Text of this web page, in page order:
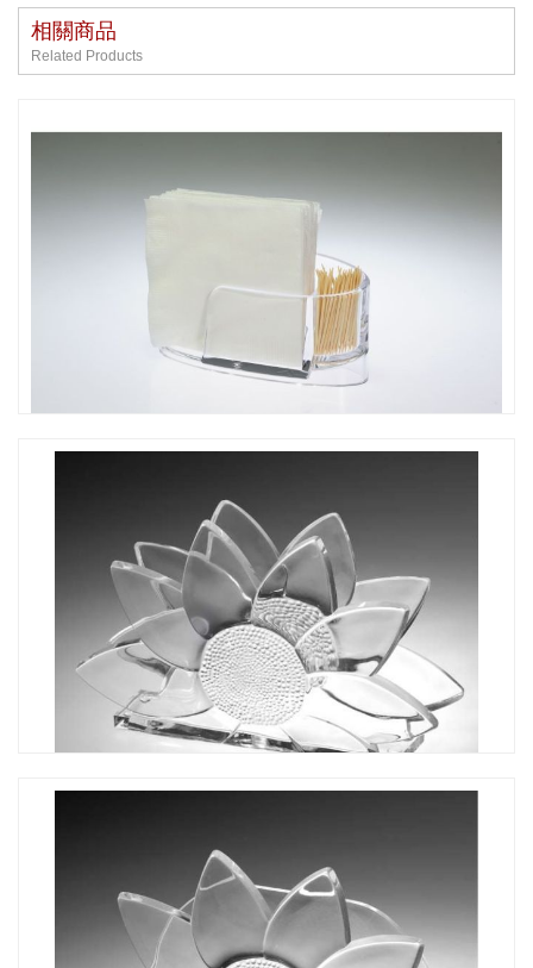
相關商品
Related Products
CO-430 紙巾架+牙籤座